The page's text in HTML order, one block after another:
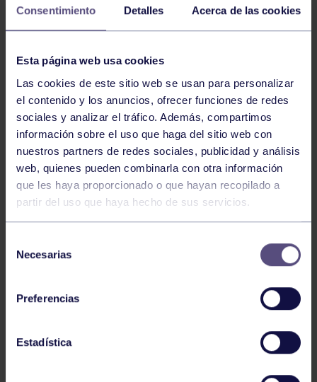
Consentimiento Detalles Acerca de las cookies
Esta página web usa cookies
Las cookies de este sitio web se usan para personalizar
el contenido y los anuncios, ofrecer funciones de redes
sociales y analizar el tráfico. Además, compartimos
información sobre el uso que haga del sitio web con
nuestros partners de redes sociales, publicidad y análisis
web, quienes pueden combinarla con otra información
que les haya proporcionado o que hayan recopilado a
partir del uso que haya hecho de sus servicios.
Necesarias
Preferencias
Estadística
Orfeón 20 MAY 2015
Comparte
NOTICIAS RELACIONADAS